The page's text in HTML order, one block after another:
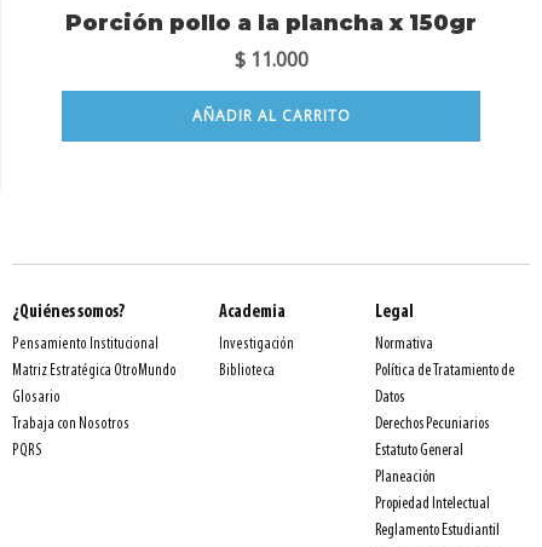
Porción pollo a la plancha x 150gr
$11.000
AÑADIR AL CARRITO
¿Quiénes somos?
Pensamiento Institucional
Matriz Estratégica OtroMundo
Glosario
Trabaja con Nosotros
PQRS
Academia
Investigación
Biblioteca
Legal
Normativa
Política de Tratamiento de
Datos
Derechos Pecuniarios
Estatuto General
Planeación
Propiedad Intelectual
Reglamento Estudiantil